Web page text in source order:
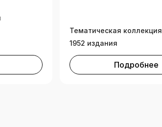
Тематическая коллекция
1952 издания
Подробнее